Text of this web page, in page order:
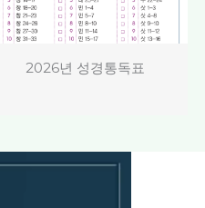
2026년 성경통독표